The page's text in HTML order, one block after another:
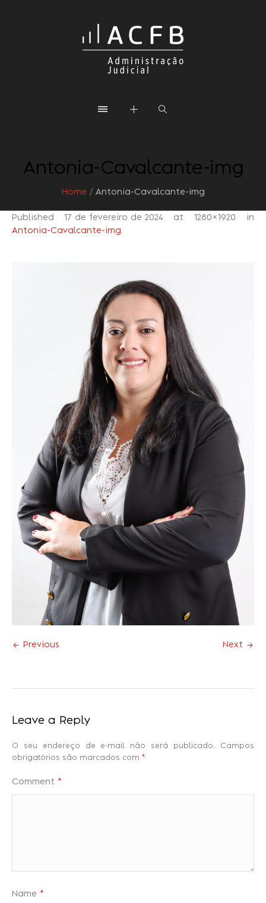
Recuperação Judicial
Antonia-Cavalcante-img
Home / Antonia-Cavalcante-img
Published 17 de fevereiro de 2024 at 1280×1920 in
Antonia-Cavalcante-img.
← Previous Next →
Leave a Reply
O seu endereço de e-mail não será publicado.
Campos
obrigatórios são marcados com *
Comment *
Name *